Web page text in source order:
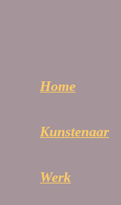
Home
Kunstenaar
Werk